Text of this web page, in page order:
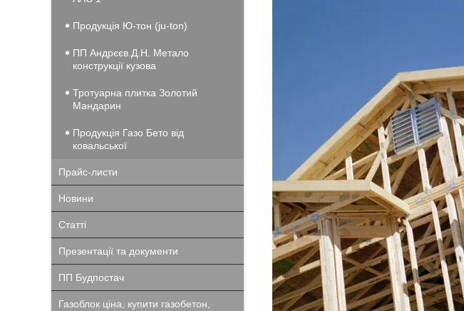
Продукція Ю-тон (ju-ton)
ПП Андрєєв.Д.Н. Метало
конструкції кузова
Тротуарна плитка Золотий
Мандарин
Продукція Газо Бето від
ковальської
Прайс-листи
Новини
Статті
Презентації та документи
ПП Будпостач
Газоблок ціна, купити газобетон,